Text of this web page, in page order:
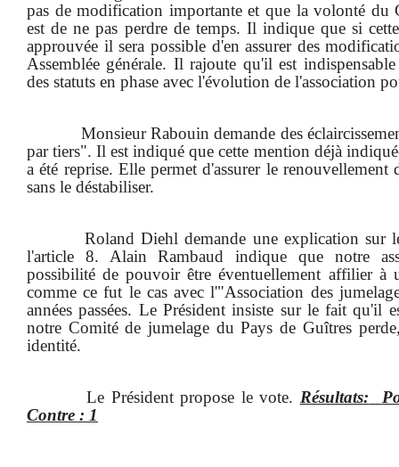
pas de modification importante et que la volonté du
est de ne pas perdre de temps. Il indique que si
approuvée il sera possible d'en assurer des
Assemblée générale. Il rajoute qu'il est
des statuts en phase avec l'évolution de l'association
Monsieur Rabouin demande des
par tiers". Il est indiqué que cette mention déjà
a été reprise. Elle permet d'assurer le renouvellement
sans le déstabiliser.
Roland Diehl demande une explication
l'article 8. Alain Rambaud indique que notre
possibilité de pouvoir être éventuellement affilier à
comme ce fut le cas avec l'"Association des
années passées. Le Président insiste sur le fait qu'il
notre Comité de jumelage du Pays de Guîtres
identité.
Le Président propose le vote. Résultats:
Contre : 1